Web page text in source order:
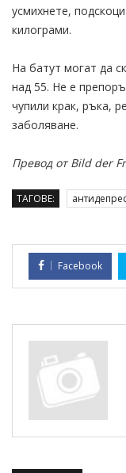
усмихнете,
килограми.
На батут могат да
над 55. Не е
чупили крак, ръка,
заболяване.
Превод от Bild der
ТАГОВЕ:
Facebook